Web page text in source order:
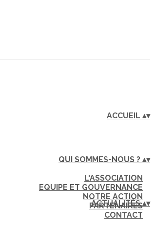
ACCUEIL ▴▾
QUI SOMMES-NOUS ? ▴▾
L'ASSOCIATION
EQUIPE ET GOUVERNANCE
NOTRE ACTION
PARTENAIRES
CONTACT
ACTUALITÉS▴▾